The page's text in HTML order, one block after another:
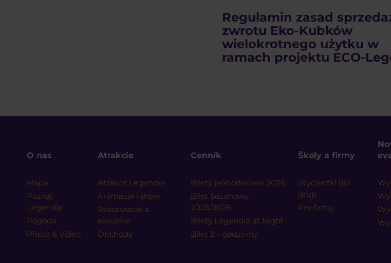
Regulamin zasad
zwrotu Eko-Kubków
wielokrotnego użytku w
ramach projektu ECO-
O nas
Mapa
Poznaj
Legendię
Pogoda
Photo & Video
Atrakcie
Atrakce Legendie
Animacje i show
Reštaurácie a
kaviarne
Obchody
Cenník
Bilety jednodniowe 2026
Bilet Sezonowy
2025/2026
Bilety Legendia at Night
Bilet 2 - godzinny
Školy a firmy
Wycieczki dla
grup
Pre firmy